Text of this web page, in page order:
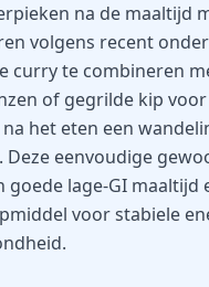
na de maaltijd
volgens recent
curry te combineren
of gegrilde kip
het eten een
Deze eenvoudige
goede lage-GI maaltijd
voor stabiele